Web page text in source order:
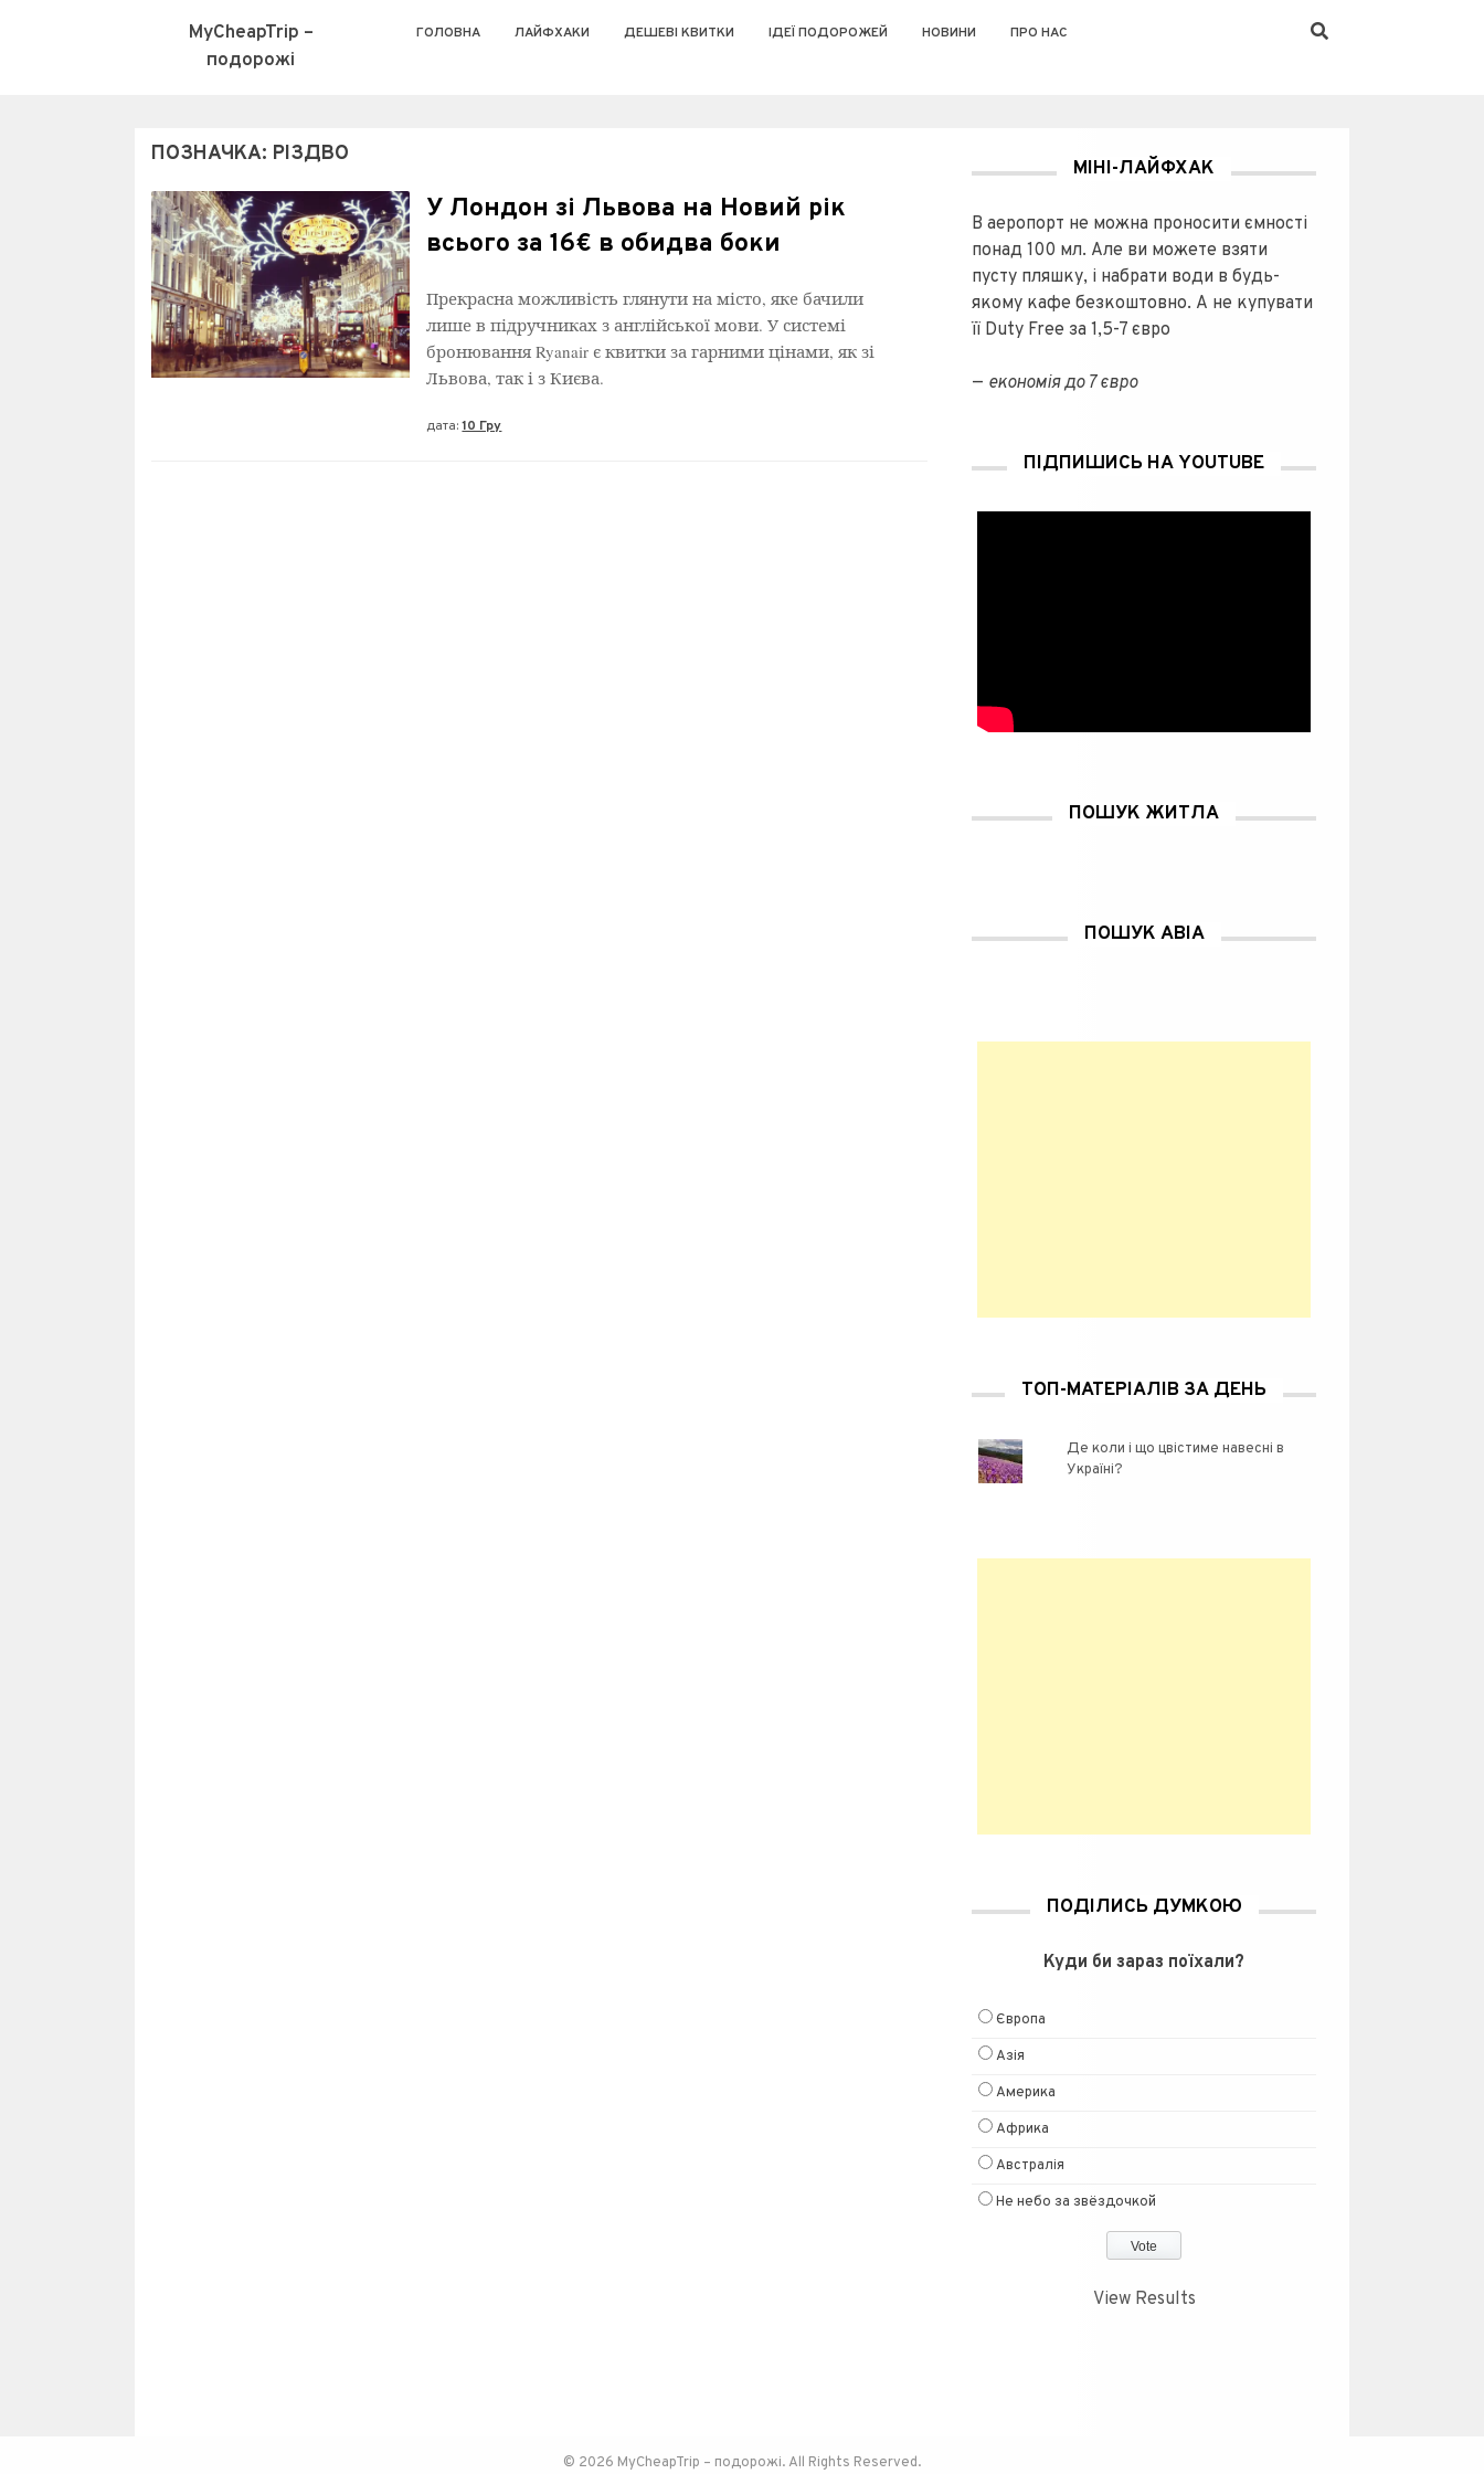
MyCheapTrip –
подорожі
ГОЛОВНА ЛАЙФХАКИ ДЕШЕВІ КВИТКИ ІДЕЇ ПОДОРОЖЕЙ НОВИНИ ПРО НАС
ПОЗНАЧКА: РІЗДВО
У Лондон зі Львова на Новий рік
всього за 16€ в обидва боки
Прекрасна можливість глянути на місто, яке бачили
лише в підручниках з англійської мови. У системі
бронювання Ryanair є квитки за гарними цінами, як зі
Львова, так і з Києва.
дата:10 Гру
МІНІ-ЛАЙФХАК
В аеропорт не можна проносити ємності
понад 100 мл. Але ви можете взяти
пусту пляшку, і набрати води в будь-
якому кафе безкоштовно. А не купувати
її Duty Free за 1,5-7 євро
— економія до 7 євро
ПІДПИШИСЬ НА YOUTUBE
ПОШУК ЖИТЛА
ПОШУК АВІА
ТОП-МАТЕРІАЛІВ ЗА ДЕНЬ
Де коли і що цвістиме навесні в
Україні?
ПОДІЛИСЬ ДУМКОЮ
Куди би зараз поїхали?
Європа
Азія
Америка
Африка
Австралія
Не небо за звёздочкой
View Results
© 2026 MyCheapTrip – подорожі. All Rights Reserved.